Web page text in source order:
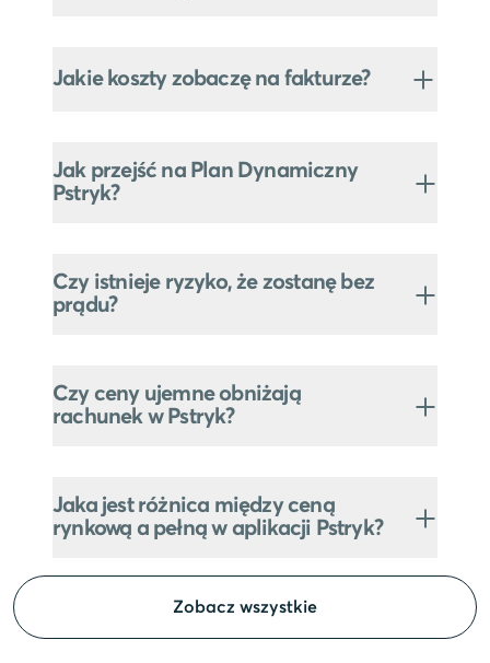
Jakie koszty zobaczę na fakturze?
Jak przejść na Plan Dynamiczny
Pstryk?
Czy istnieje ryzyko, że zostanę bez
prądu?
Czy ceny ujemne obniżają
rachunek w Pstryk?
Jaka jest różnica między ceną
rynkową a pełną w aplikacji Pstryk?
Zobacz wszystkie